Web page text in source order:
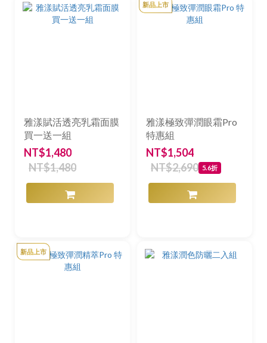
雅漾賦活透亮乳霜面膜
買一送一組
NT$1,480
NT$1,480
新品上市
雅漾極致彈潤眼霜Pro
特惠組
NT$1,504
NT$2,690 5.6折
新品上市